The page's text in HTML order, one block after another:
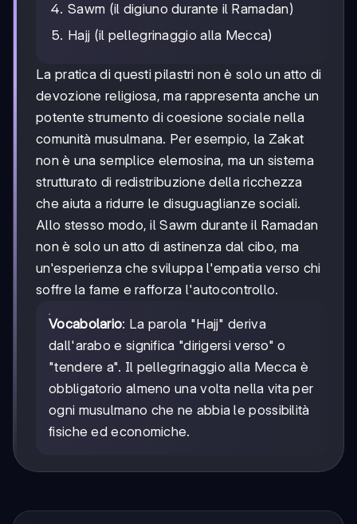
Sawm (il digiuno durante il Ramadan)
Hajj (il pellegrinaggio alla Mecca)
La pratica di questi pilastri non è solo un atto di
devozione religiosa, ma rappresenta anche un
potente strumento di coesione sociale nella
comunità musulmana. Per esempio, la Zakat
non è una semplice elemosina, ma un sistema
strutturato di redistribuzione della ricchezza
che aiuta a ridurre le disuguaglianze sociali.
Allo stesso modo, il Sawm durante il Ramadan
non è solo un atto di astinenza dal cibo, ma
un'esperienza che sviluppa l'empatia verso chi
soffre la fame e rafforza l'autocontrollo.
Vocabolario: La parola "Hajj" deriva
dall'arabo e significa "dirigersi verso" o
"tendere a". Il pellegrinaggio alla Mecca è
obbligatorio almeno una volta nella vita per
ogni musulmano che ne abbia le possibilità
fisiche ed economiche.